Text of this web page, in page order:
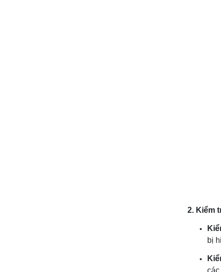
2. Kiểm t
bị